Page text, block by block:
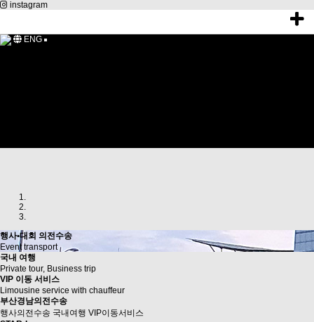
instagram
ENG
행사•대회 의전수송
Event transport
국내 여행
Private tour, Business trip
VIP 이동 서비스
Limousine service with chauffeur
Previous
Next
부산경남의전수송
행사의전수송 국내여행 VIP이동서비스